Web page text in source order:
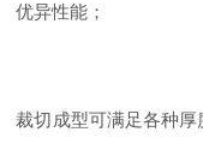
优异性能；
裁切成型可满足各种